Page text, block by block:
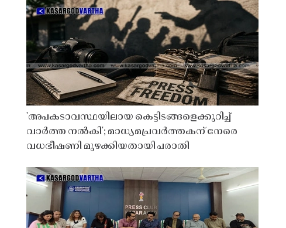
'അപകടാവസ്ഥയിലായ കെട്ടിടങ്ങളെക്കുറിച്ച്
വാർത്ത നൽകി'; മാധ്യമപ്രവർത്തകന് നേരെ
വധഭീഷണി മുഴക്കിയതായി പരാതി